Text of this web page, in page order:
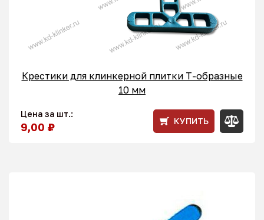
Крестики для клинкерной плитки T-образные
10 мм
Цена за шт.:
9,00 ₽ КУПИТЬ